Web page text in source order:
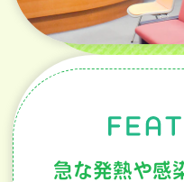
急な発熱や感